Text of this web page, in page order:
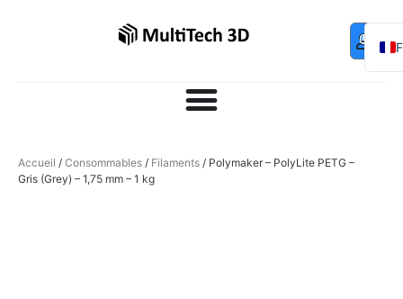
0,00 €
Accueil / Consommables / Filaments / Polymaker – PolyLite PETG –
Gris (Grey) – 1,75 mm – 1 kg